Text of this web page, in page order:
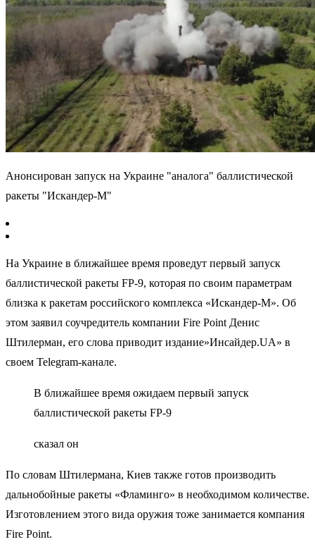
Анонсирован запуск на Украине "аналога" баллистической
ракеты "Искандер-М"
На Украине в ближайшее время проведут первый запуск
баллистической ракеты FP-9, которая по своим параметрам
близка к ракетам российского комплекса «Искандер-М». Об
этом заявил соучредитель компании Fire Point Денис
Штилерман, его слова приводит издание»Инсайдер.UA» в
своем Telegram-канале.
В ближайшее время ожидаем первый запуск
баллистической ракеты FP-9
сказал он
По словам Штилермана, Киев также готов производить
дальнобойные ракеты «Фламинго» в необходимом количестве.
Изготовлением этого вида оружия тоже занимается компания
Fire Point.